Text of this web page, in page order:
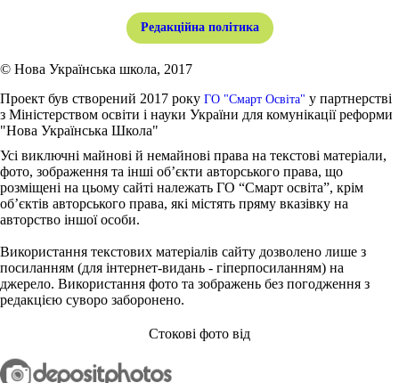
Редакційна політика
© Нова Українська школа, 2017
Проект був створений 2017 року ГО "Смарт Освіта" у партнерстві
з Міністерством освіти і науки України для комунікації реформи
"Нова Українська Школа"
Усі виключні майнові й немайнові права на текстові матеріали,
фото, зображення та інші об’єкти авторського права, що
розміщені на цьому сайті належать ГО “Смарт освіта”, крім
об’єктів авторського права, які містять пряму вказівку на
авторство іншої особи.
Використання текстових матеріалів сайту дозволено лише з
посиланням (для інтернет-видань - гіперпосиланням) на
джерело. Використання фото та зображень без погодження з
редакцією суворо заборонено.
Стокові фото від